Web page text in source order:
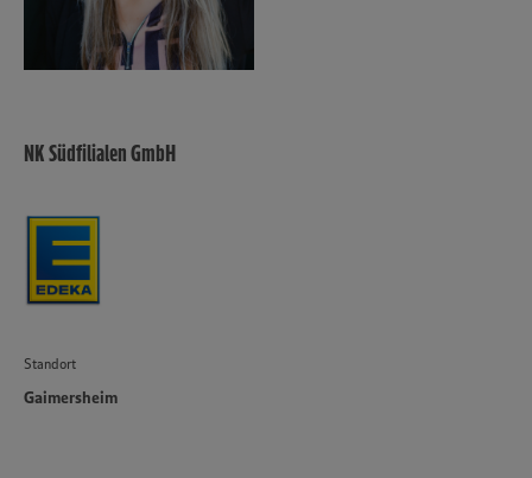
NK Südfilialen GmbH
Standort
Gaimersheim